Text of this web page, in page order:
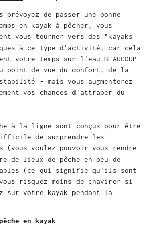
prévoyez de passer une bonne
en kayak à pêcher, vous
vous tourner vers des "kayaks
à ce type d'activité, car cela
votre temps sur l'eau BEAUCOUP
point de vue du confort, de la
- mais vous augmenterez
vos chances d'attraper du
à la ligne sont conçus pour être
de surprendre les
(vous voulez pouvoir vous rendre
de lieux de pêche en peu de
(ce qui signifie qu'ils sont
risquez moins de chavirer si
sur votre kayak pendant la
en kayak